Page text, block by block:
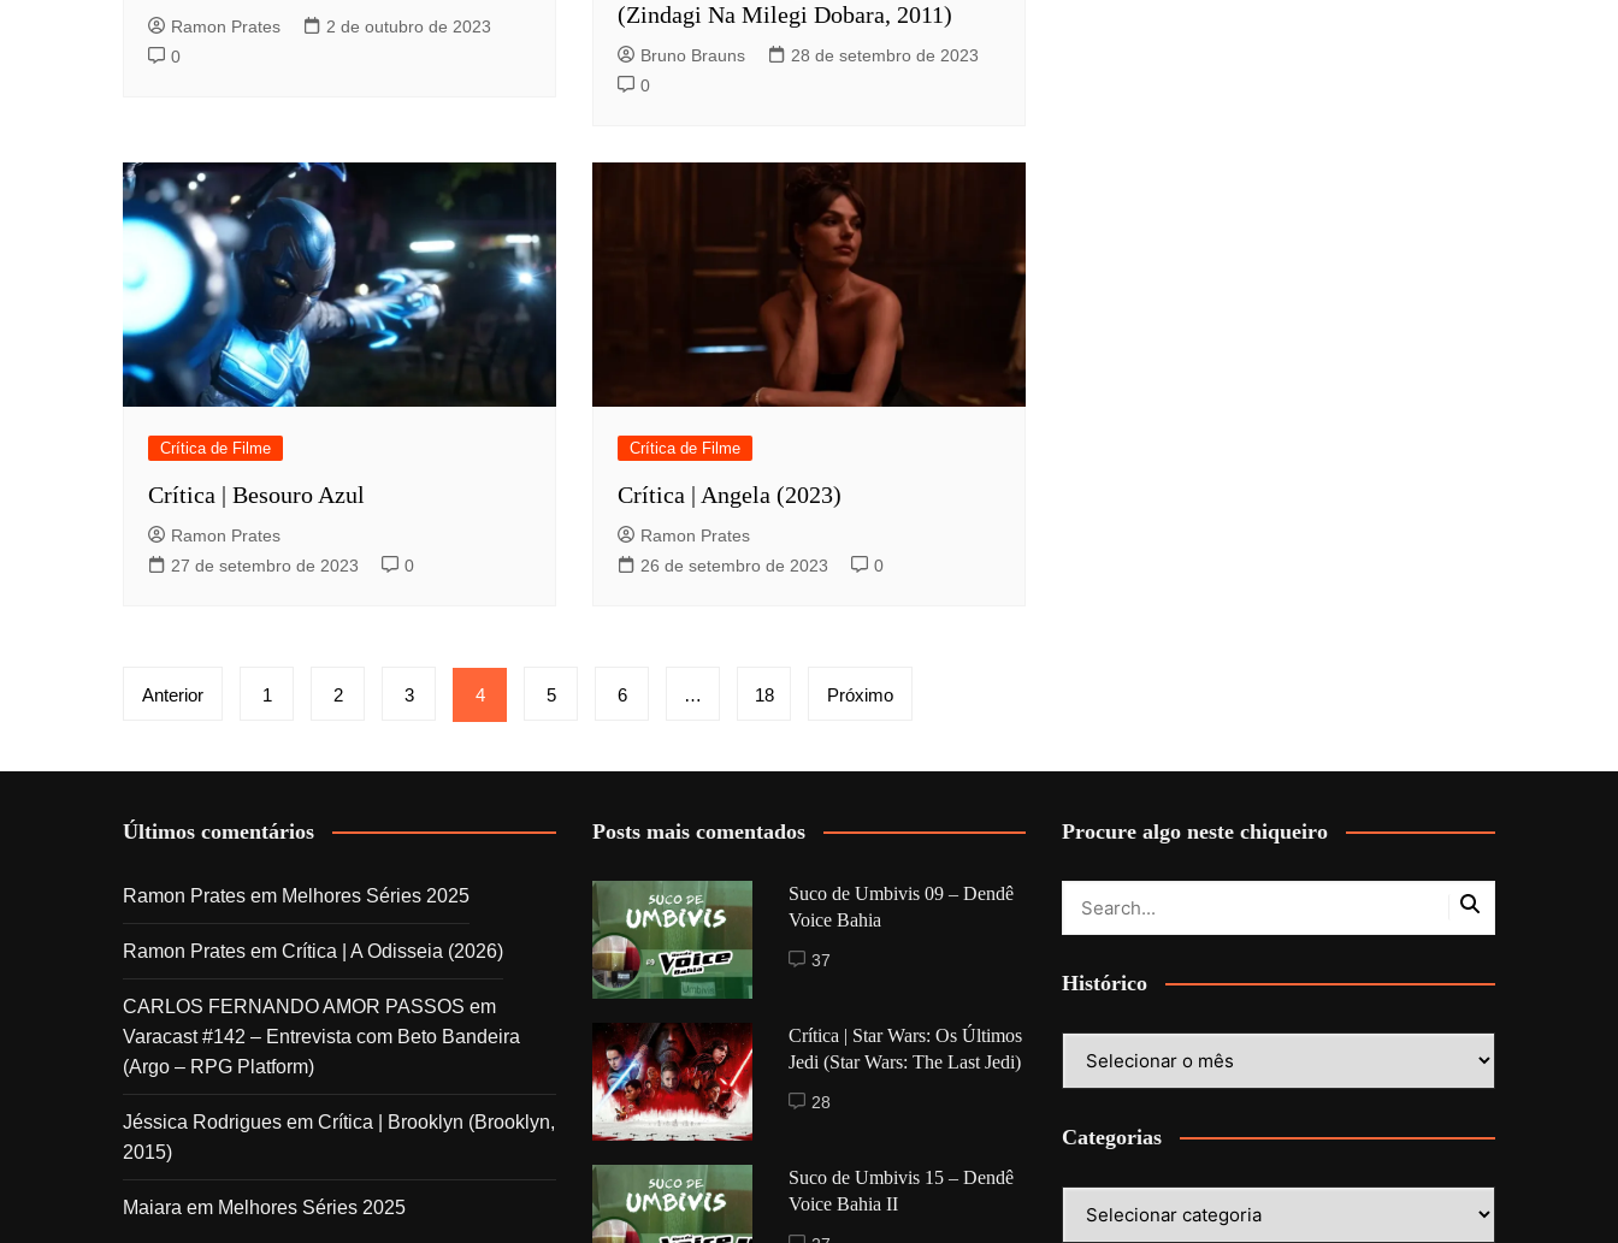
Ramon Prates
2 de outubro de 2023
0
(Zindagi Na Milegi Dobara, 2011)
Bruno Brauns
28 de setembro de 2023
0
Crítica de Filme
Crítica | Besouro Azul
Ramon Prates
27 de setembro de 2023
0
Crítica de Filme
Crítica | Angela (2023)
Ramon Prates
26 de setembro de 2023
0
Paginação
posts
Anterior 1 2 3 4 5 6 … 18 Próximo
Últimos comentários
Ramon Prates em Melhores Séries 2025
Ramon Prates em Crítica | A Odisseia (2026)
CARLOS FERNANDO AMOR PASSOS em
Varacast #142 – Entrevista com Beto Bandeira
(Argo – RPG Platform)
Jéssica Rodrigues em Crítica | Brooklyn (Brooklyn,
2015)
Maiara em Melhores Séries 2025
Posts mais comentados
Suco de Umbivis 09 – Dendê
Voice Bahia
37
Crítica | Star Wars: Os Últimos
Jedi (Star Wars: The Last Jedi)
28
Suco de Umbivis 15 – Dendê
Voice Bahia II
Procure algo neste chiqueiro
Histórico
Categorias